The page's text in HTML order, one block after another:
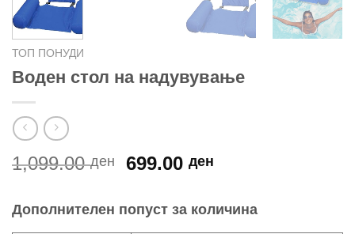
ТОП ПОНУДИ
Воден стол на надувување
1,099.00ден
Original
1,099.00 ден.
699.00ден
699.00 ден.
Дополнителен попуст за количина